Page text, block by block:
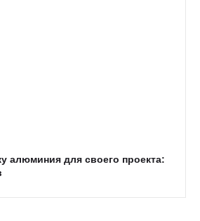
алюминия для своего проекта: